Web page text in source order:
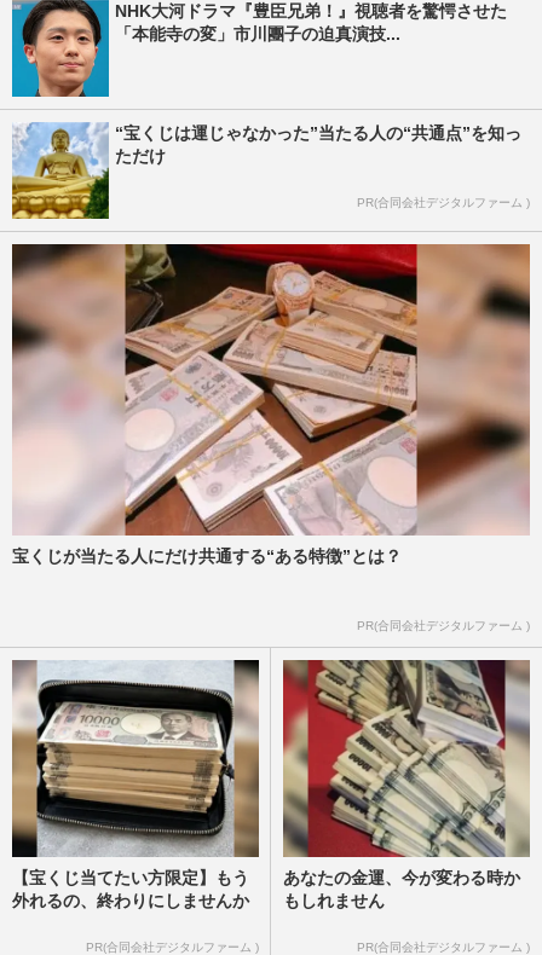
NHK大河ドラマ『豊臣兄弟！』視聴者を驚愕させた
「本能寺の変」市川團子の迫真演技...
“宝くじは運じゃなかった”当たる人の“共通点”を知っ
ただけ
PR(合同会社デジタルファーム )
宝くじが当たる人にだけ共通する“ある特徴”とは？
PR(合同会社デジタルファーム )
【宝くじ当てたい方限定】もう
外れるの、終わりにしませんか
PR(合同会社デジタルファーム )
あなたの金運、今が変わる時か
もしれません
PR(合同会社デジタルファーム )